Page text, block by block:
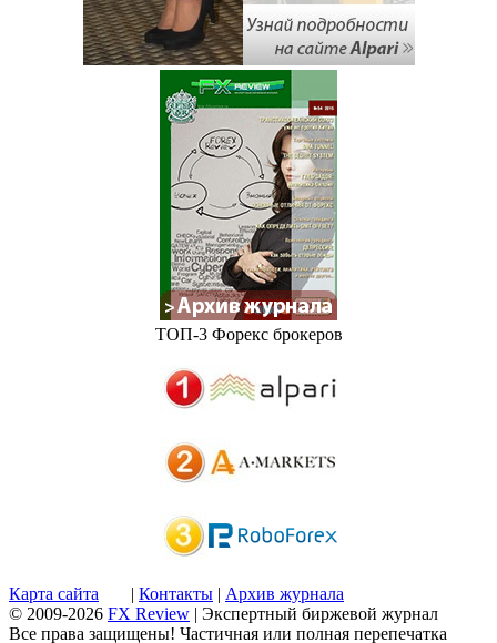
ТОП-3 Форекс брокеров
Карта сайта | Контакты | Архив журнала
© 2009-2026 FX Review | Экспертный биржевой журнал
Все права защищены! Частичная или полная перепечатка